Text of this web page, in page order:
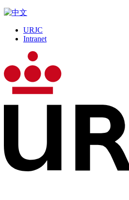
URJC
Intranet